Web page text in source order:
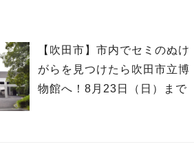
【吹田市】市内でセミのぬけ
がらを見つけたら吹田市立博
物館へ！8月23日（日）まで